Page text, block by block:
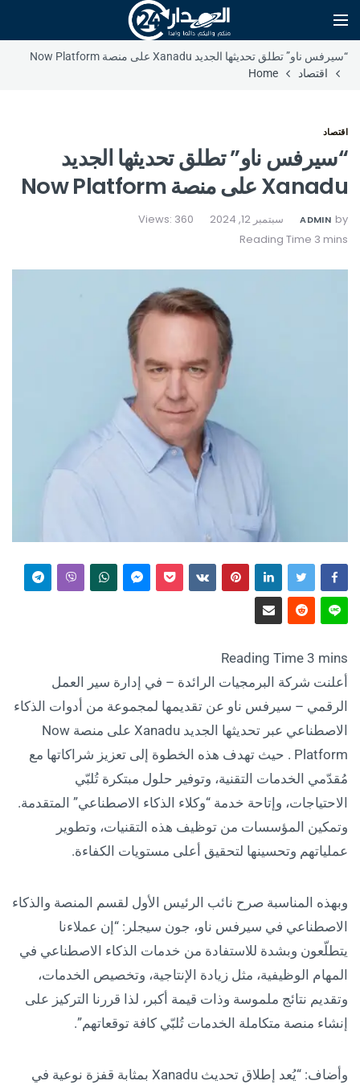
“سيرفس ناو” تطلق تحديثها الجديد Xanadu على منصة Now Platform
اقتصاد
Home
اقتصاد
“سيرفس ناو” تطلق تحديثها الجديد
Xanadu على منصة Now Platform
by
ADMIN سبتمبر 12, 2024 Views: 360
أعلنت شركة البرمجيات الرائدة – في إدارة سير العمل
الرقمي – سيرفس ناو عن تقديمها لمجموعة من أدوات الذكاء
الاصطناعي عبر تحديثها الجديد Xanadu على منصة Now
Platform . حيث تهدف هذه الخطوة إلى تعزيز شراكاتها مع
مُقدّمي الخدمات التقنية، وتوفير حلول مبتكرة تُلبّي
الاحتياجات، وإتاحة خدمة “وكلاء الذكاء الاصطناعي” المتقدمة.
وتمكين المؤسسات من توظيف هذه التقنيات، وتطوير
عملياتهم وتحسينها لتحقيق أعلى مستويات الكفاءة.
وبهذه المناسبة صرح نائب الرئيس الأول لقسم المنصة والذكاء
الاصطناعي في سيرفس ناو، جون سيجلر: “إن عملاءنا
يتطلّعون وبشدة للاستفادة من خدمات الذكاء الاصطناعي في
المهام الوظيفية، مثل زيادة الإنتاجية، وتخصيص الخدمات،
وتقديم نتائج ملموسة وذات قيمة أكبر، لذا قررنا التركيز على
إنشاء منصة متكاملة الخدمات تُلبّي كافة توقعاتهم”.
وأضاف: “يُعد إطلاق تحديث Xanadu بمثابة قفزة نوعية في